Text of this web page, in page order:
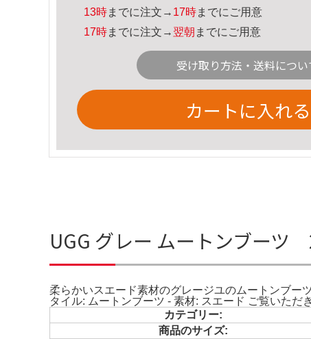
13時までに注文→ 17時までにご用意
17時までに注文→ 翌朝 までにご用意
受け取り方法・送料につい
カートに入れる
UGG グレー ムートンブー
柔らかいスエード素材のグレージユのムートンブー
タイル: ムートンブーツ - 素材: スエード ご覧いただ
カテゴリー:
商品のサイズ: